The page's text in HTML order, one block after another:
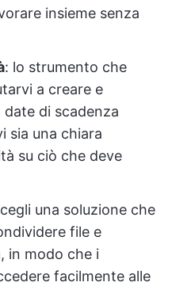
insieme senza
: lo strumento che
a creare e
di scadenza
sia una chiara
su ciò che deve
una soluzione che
file e
in modo che i
facilmente alle